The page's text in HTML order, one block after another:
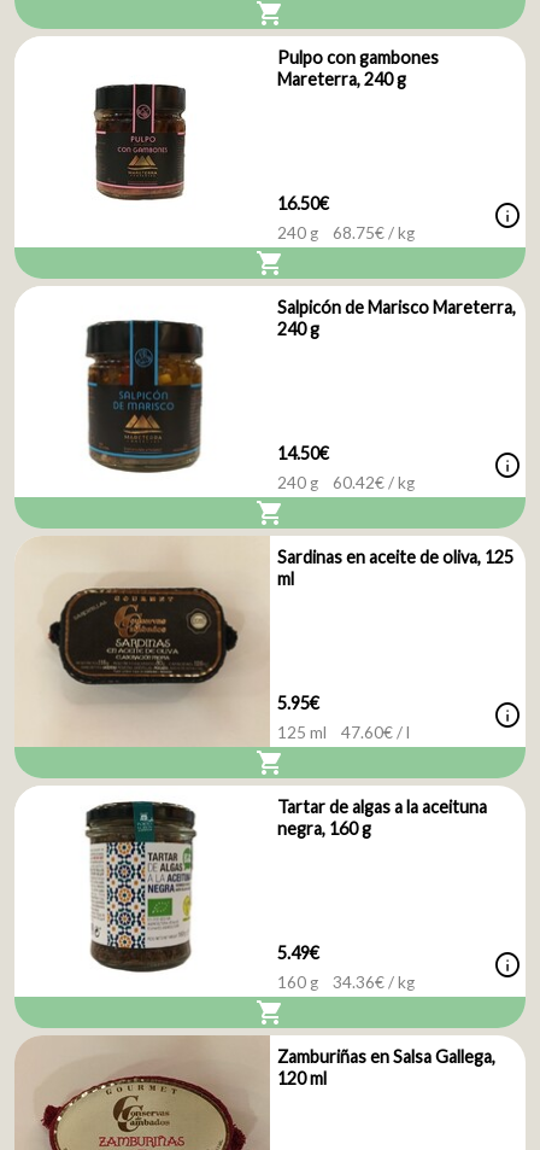
shopping_cart
Pulpo con gambones
Mareterra, 240 g
16.50€
240 g 68.75€ / kg info
shopping_cart
Salpicón de Marisco Mareterra,
240 g
14.50€
240 g 60.42€ / kg info
shopping_cart
Sardinas en aceite de oliva, 125
ml
5.95€
125 ml 47.60€ / l info
shopping_cart
Tartar de algas a la aceituna
negra, 160 g
5.49€
160 g 34.36€ / kg info
shopping_cart
Zamburiñas en Salsa Gallega,
120 ml